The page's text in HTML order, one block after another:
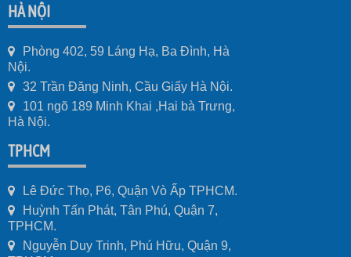
HÀ NỘI
Phòng 402, 59 Láng Hạ, Ba Đình, Hà
Nội.
32 Trần Đăng Ninh, Cầu Giấy Hà Nội.
101 ngõ 189 Minh Khai ,Hai bà Trưng,
Hà Nội.
TPHCM
Lê Đức Thọ, P6, Quận Vò Ấp TPHCM.
Huỳnh Tấn Phát, Tân Phú, Quận 7,
TPHCM.
Nguyễn Duy Trinh, Phú Hữu, Quận 9,